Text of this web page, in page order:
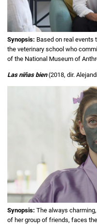
Synopsis: Based on real
the veterinary school who
of the National Museum of
Las niñas bien(2018, dir.
Synopsis: The always
of her group of friends, faces